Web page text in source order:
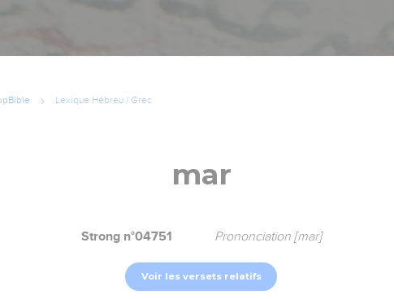
Lexique Hébreu / Grec
mar
Strong n°04751 Prononciation [mar]
Voir les versets relatifs